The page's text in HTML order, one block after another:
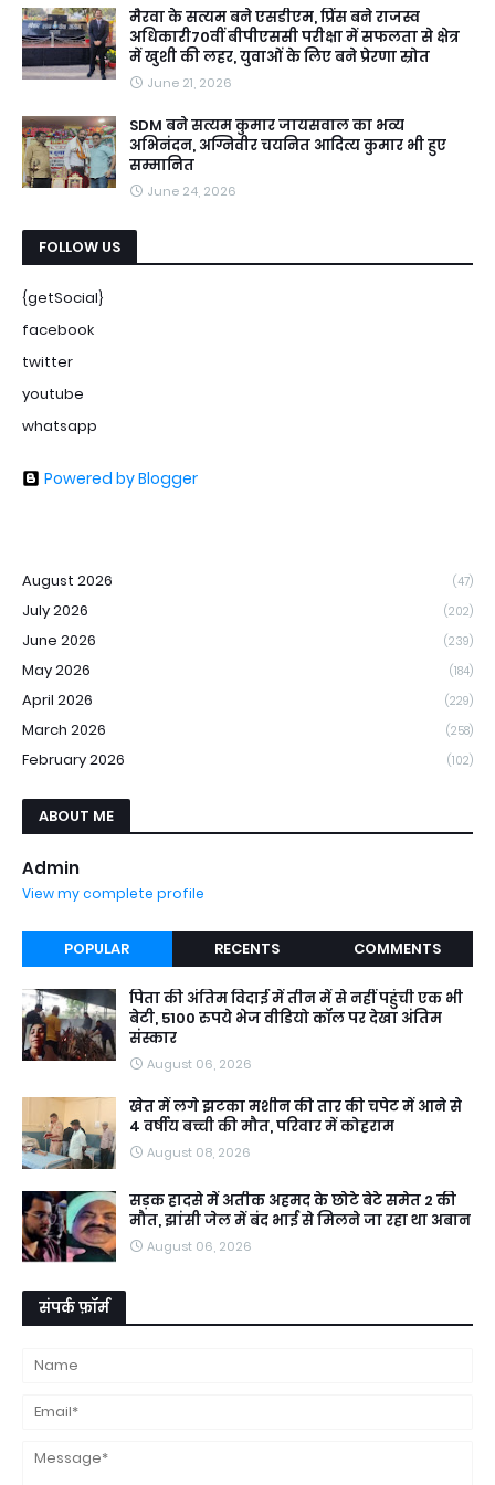
मैरवा के सत्यम बने एसडीएम, प्रिंस बने राजस्व
अधिकारी70वीं बीपीएससी परीक्षा में सफलता से क्षेत्र
में खुशी की लहर, युवाओं के लिए बने प्रेरणा स्रोत
June 21, 2026
SDM बने सत्यम कुमार जायसवाल का भव्य
अभिनंदन, अग्निवीर चयनित आदित्य कुमार भी हुए
सम्मानित
June 24, 2026
FOLLOW US
{getSocial}
facebook
twitter
youtube
whatsapp
Powered by Blogger
August 2026 (47)
July 2026 (202)
June 2026 (239)
May 2026 (184)
April 2026 (229)
March 2026 (258)
February 2026 (102)
ABOUT ME
Admin
View my complete profile
POPULAR RECENTS COMMENTS
पिता की अंतिम विदाई में तीन में से नहीं पहुंची एक भी
बेटी, 5100 रुपये भेज वीडियो कॉल पर देखा अंतिम
संस्कार
August 06, 2026
खेत में लगे झटका मशीन की तार की चपेट में आने से
4 वर्षीय बच्ची की मौत, परिवार में कोहराम
August 08, 2026
सड़क हादसे में अतीक अहमद के छोटे बेटे समेत 2 की
मौत, झांसी जेल में बंद भाई से मिलने जा रहा था अबान
August 06, 2026
संपर्क फ़ॉर्म